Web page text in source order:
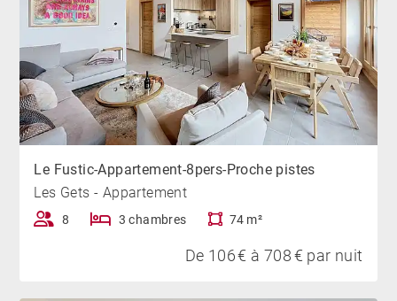
Le Fustic-Appartement-8pers-Proche pistes
Les Gets - Appartement
8 3 chambres 74 m²
De 106 € à 708 € par nuit